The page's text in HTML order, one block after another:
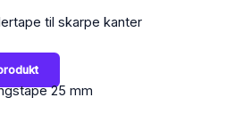
til skarpe kanter